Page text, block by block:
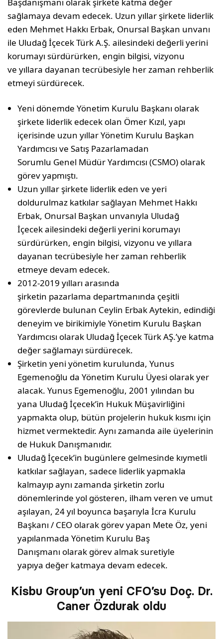
sağlamaya devam edecek. Uzun yıllar şirkete liderlik
eden Mehmet Hakkı Erbak, Onursal Başkan unvanı
ile Uludağ İçecek Türk A.Ş. ailesindeki değerli yerini
korumayı sürdürürken, engin bilgisi, vizyonu
ve yıllara dayanan tecrübesiyle her zaman rehberlik
etmeyi sürdürecek.
Yeni dönemde Yönetim Kurulu Başkanı olarak
şirkete liderlik edecek olan Ömer Kızıl, yapı
içerisinde uzun yıllar Yönetim Kurulu Başkan
Yardımcısı ve Satış Pazarlamadan
Sorumlu Genel Müdür Yardımcısı (CSMO) olarak
görev yapmıştı.
Uzun yıllar şirkete liderlik eden ve yeri
doldurulmaz katkılar sağlayan Mehmet Hakkı
Erbak, Onursal Başkan unvanıyla Uludağ
İçecek ailesindeki değerli yerini korumayı
sürdürürken, engin bilgisi, vizyonu ve yıllara
dayanan tecrübesiyle her zaman rehberlik
etmeye devam edecek.
2012-2019 yılları arasında
şirketin pazarlama departmanında çeşitli
görevlerde bulunan Ceylin Erbak Aytekin, edindiği
deneyim ve birikimiyle Yönetim Kurulu Başkan
Yardımcısı olarak Uludağ İçecek Türk AŞ.’ye katma
değer sağlamayı sürdürecek.
Şirketin yeni yönetim kurulunda, Yunus
Egemenoğlu da Yönetim Kurulu Üyesi olarak yer
alacak. Yunus Egemenoğlu, 2001 yılından bu
yana Uludağ İçecek’in Hukuk Müşavirliğini
yapmakta olup, bütün projelerin hukuk kısmı için
hizmet vermektedir. Aynı zamanda aile üyelerinin
de Hukuk Danışmanıdır.
Uludağ İçecek’in bugünlere gelmesinde kıymetli
katkılar sağlayan, sadece liderlik yapmakla
kalmayıp aynı zamanda şirketin zorlu
dönemlerinde yol gösteren, ilham veren ve umut
aşılayan, 24 yıl boyunca başarıyla İcra Kurulu
Başkanı / CEO olarak görev yapan Mete Öz, yeni
yapılanmada Yönetim Kurulu Baş
Danışmanı olarak görev almak suretiyle
yapıya değer katmaya devam edecek.
Kisbu Group’un yeni CFO’su Doç. Dr.
Caner Özdurak oldu